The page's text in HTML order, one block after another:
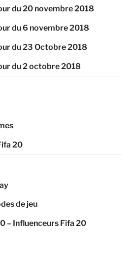
du 20 novembre 2018
du 6 novembre 2018
du 23 Octobre 2018
du 2 octobre 2018
20
de jeu
– Influenceurs Fifa 20